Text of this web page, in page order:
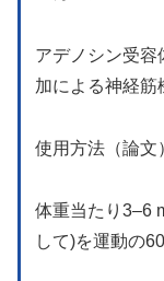
アデノシン受容
加による神経筋
使用方法（論文
体重当たり3–6
して)を運動の